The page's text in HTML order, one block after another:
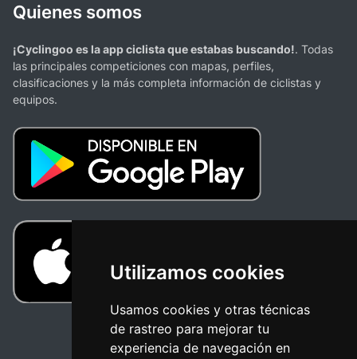
Utilizamos cookies
Usamos cookies y otras técnicas
de rastreo para mejorar tu
experiencia de navegación en
Quienes somos
¡Cyclingoo es la app ciclista que estabas buscando!. Todas
las principales competiciones con mapas, perfiles,
clasificaciones y la más completa información de ciclistas y
equipos.